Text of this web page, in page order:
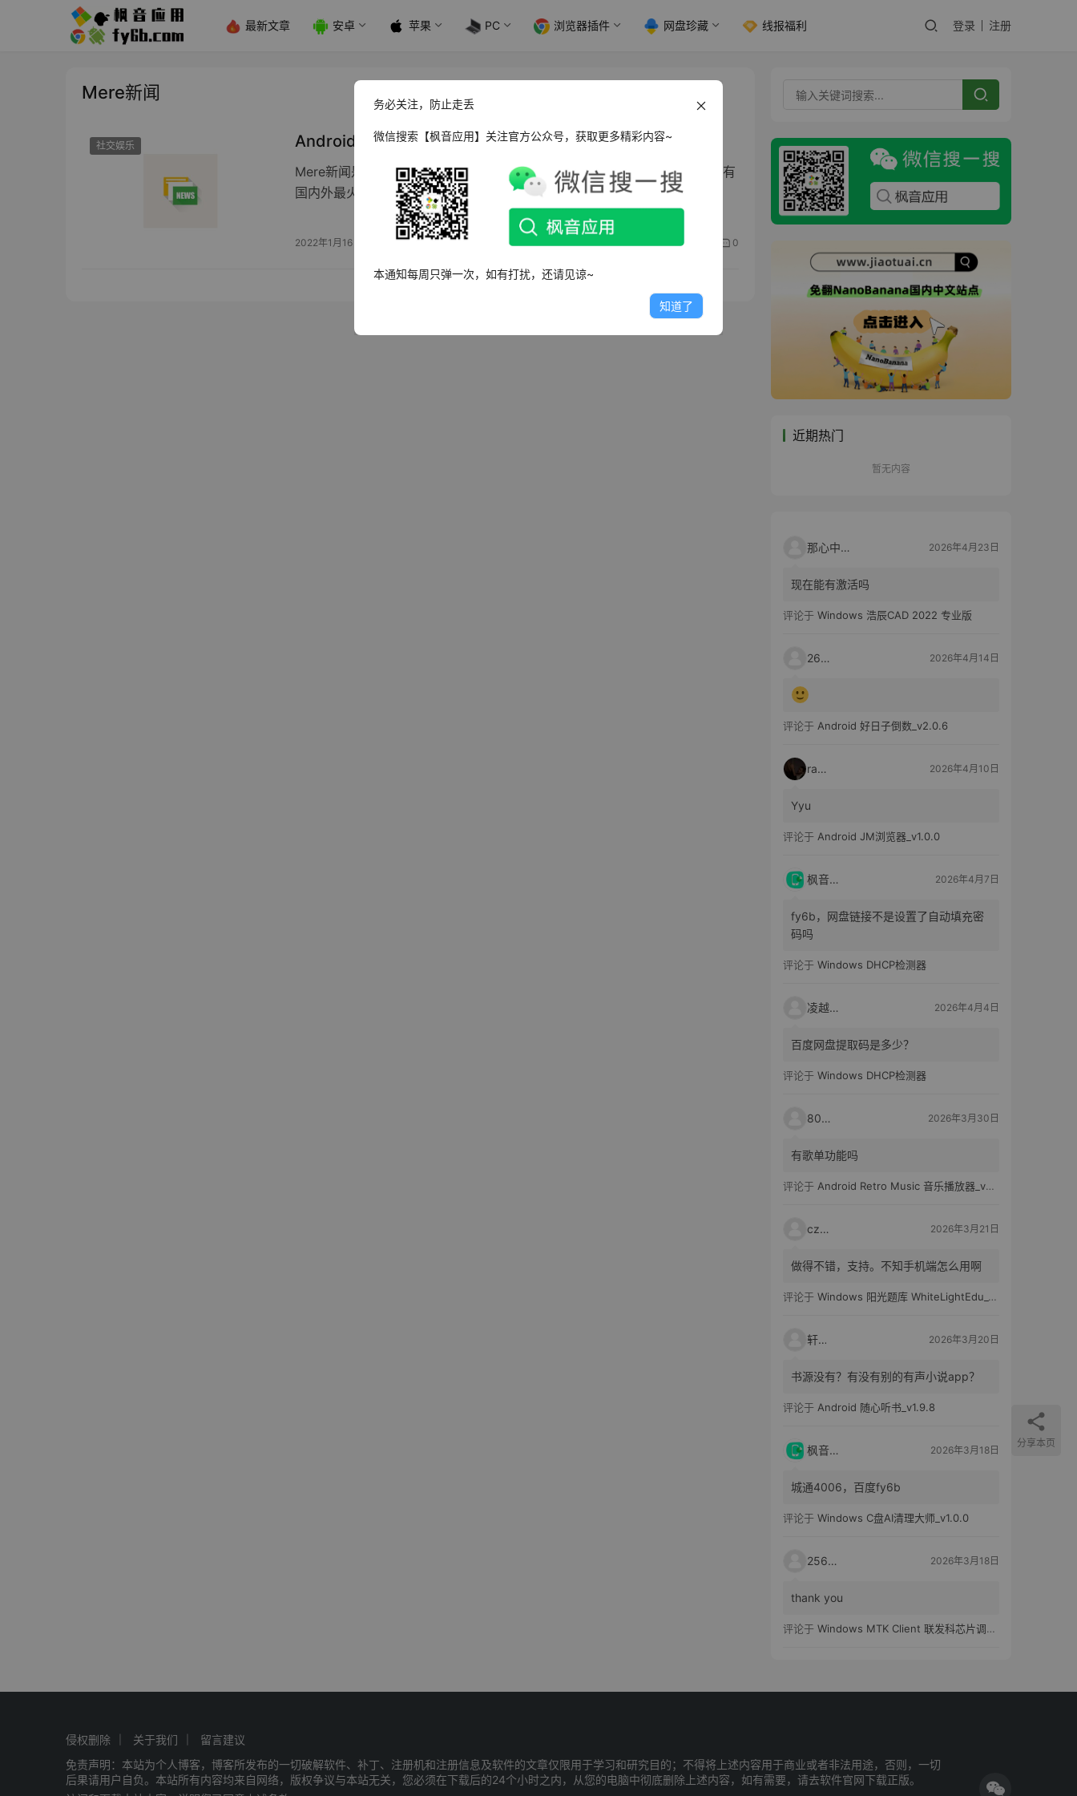
最新文章 安卓 苹果 PC 浏览器插件 网盘珍藏 线报福利 登录 注册
Mere新闻
社交娱乐 Android Mere新闻_1.1.9
Mere新闻是一款全新非常好用的新闻阅读类型的手机资讯平台软件，软件拥有
国内外最火的新闻资讯和吸引人…
2022年1月16日 0
近期热门
暂无内容
那心中的话 2026年4月23日
现在能有激活吗
评论于 Windows 浩辰CAD 2022 专业版
2603 2026年4月14日
评论于 Android 好日子倒数_v2.0.6
raka 2026年4月10日
Yyu
评论于 Android JM浏览器_v1.0.0
枫音应用 2026年4月7日
fy6b，网盘链接不是设置了自动填充密
码吗
评论于 Windows DHCP检测器
凌越电子 2026年4月4日
百度网盘提取码是多少？
评论于 Windows DHCP检测器
80521 2026年3月30日
有歌单功能吗
评论于 Android Retro Music 音乐播放器_v6.6.0
czh7 2026年3月21日
做得不错，支持。不知手机端怎么用啊
评论于 Windows 阳光题库 WhiteLightEdu_v2.0.0
轩爸 2026年3月20日
书源没有？有没有别的有声小说app？
评论于 Android 随心听书_v1.9.8
枫音应用 2026年3月18日
城通4006，百度fy6b
评论于 Windows C盘AI清理大师_v1.0.0
25651 2026年3月18日
thank you
评论于 Windows MTK Client 联发科芯片调试工具_v2.01 汉化版
侵权删除 关于我们
留言建议
免责声明：本站为个人博客，博客所发布的一切破解软件、补丁、注册机和注册信息及软件的文章仅限用于学习和研究目的；不得将上述内容用于商业或者非法用途，否则，一切
后果请用户自负。本站所有内容均来自网络，版权争议与本站无关，您必须在下载后的24个小时之内，从您的电脑中彻底删除上述内容，如有需要，请去软件官网下载正版。
分享本页
务必关注，防止走丢
微信搜索【枫音应用】关注官方公众号，获取更多精彩内容~
本通知每周只弹一次，如有打扰，还请见谅~
知道了